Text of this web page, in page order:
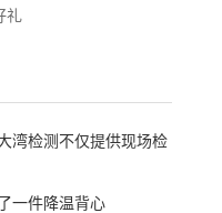
湾检测不仅提供现场检
一件降温背心